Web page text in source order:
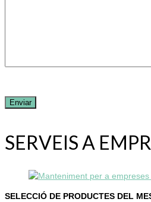
SERVEIS A
SELECCIÓ DE PRODUCTES DEL